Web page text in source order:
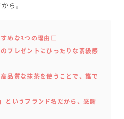
ら。
めな3つの理由□
プレゼントにぴったりな高級感
品質な抹茶を使うことで、誰で
いうブランド名だから、感謝